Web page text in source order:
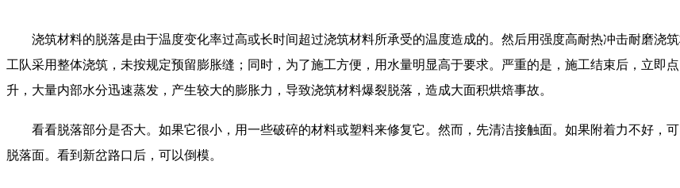
浇筑材料的脱落是由于温度变化率过高或长时间超过浇筑材料所承受的温度造成的。然后用强度高耐热冲击耐磨浇
工队采用整体浇筑，未按规定预留膨胀缝；同时，为了施工方便，用水量明显高于要求。严重的是，施工结束后，立即
升，大量内部水分迅速蒸发，产生较大的膨胀力，导致浇筑材料爆裂脱落，造成大面积烘焙事故。
看看脱落部分是否大。如果它很小，用一些破碎的材料或塑料来修复它。然而，先清洁接触面。如果附着力不好，
脱落面。看到新岔路口后，可以倒模。